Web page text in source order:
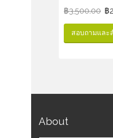
฿3,500.00 ฿
สอบถามและ
About